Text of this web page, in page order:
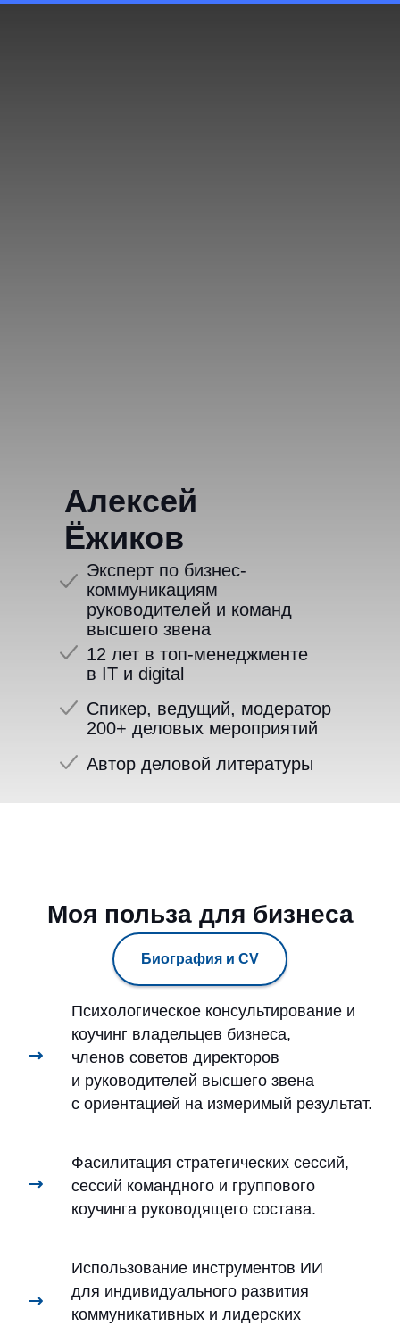
Алексей
Ёжиков
Эксперт по бизнес-
коммуникациям
руководителей и команд
высшего звена
12 лет в топ-менеджменте
в IT и digital
Спикер, ведущий, модератор
200+ деловых мероприятий
Автор деловой литературы
Моя польза для бизнеса
Биография и CV
Психологическое консультирование и
коучинг владельцев бизнеса,
членов советов директоров
и руководителей высшего звена
с ориентацией на измеримый результат.
Фасилитация стратегических сессий,
сессий командного и группового
коучинга руководящего состава.
Использование инструментов ИИ
для индивидуального развития
коммуникативных и лидерских